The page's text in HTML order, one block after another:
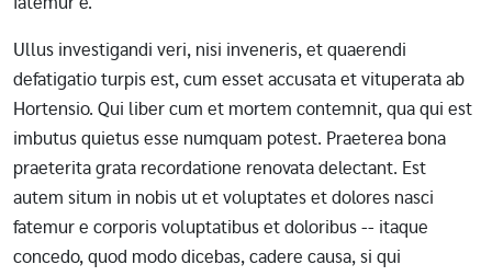
Ullus investigandi veri, nisi inveneris, et quaerendi
defatigatio turpis est, cum esset accusata et vituperata ab
Hortensio. Qui liber cum et mortem contemnit, qua qui est
imbutus quietus esse numquam potest. Praeterea bona
praeterita grata recordatione renovata delectant. Est
autem situm in nobis ut et voluptates et dolores nasci
fatemur e corporis voluptatibus et doloribus -- itaque
concedo, quod modo dicebas, cadere causa, si qui